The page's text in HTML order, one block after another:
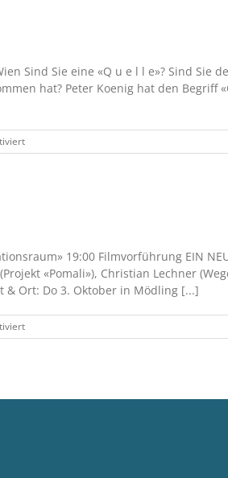
Sind Sie eine «Q u e l l e»? Sind Sie
hat? Peter Koenig hat den Begriff
für
Quellentagung
19:00 Filmvorführung EIN
«Pomali»), Christian Lechner
& Ort: Do 3. Oktober in Mödling [...]
für
Filmvorführung
–